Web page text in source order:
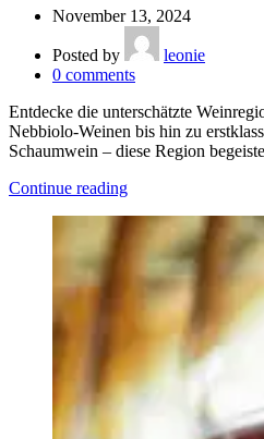
November 13, 2024
Posted by
leonie
0 comments
Entdecke die unterschätzte
Nebbiolo-Weinen bis hin zu
Schaumwein – diese Region
Continue reading